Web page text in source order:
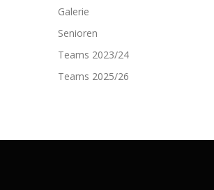
Galerie
Senioren
Teams 2023/24
Teams 2025/26